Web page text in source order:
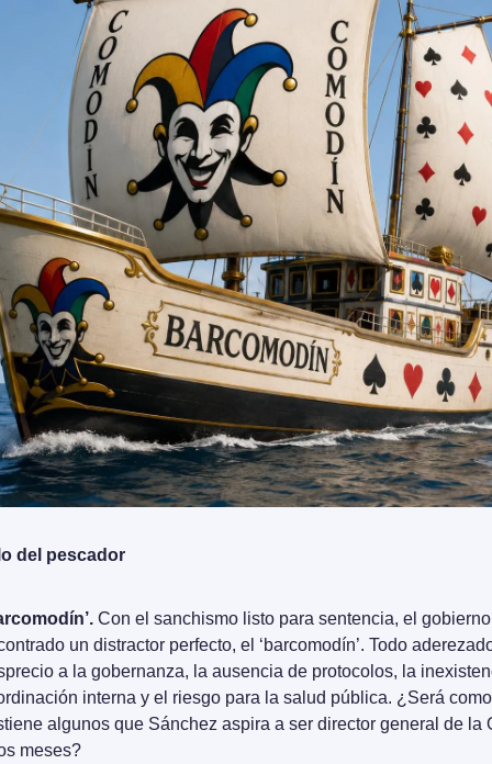
del pescador
Con el sanchismo listo para sentencia, el
un distractor perfecto, el ‘barcomodín’. Todo
a la gobernanza, la ausencia de protocolos, la
interna y el riesgo para la salud pública. ¿Será como
algunos que Sánchez aspira a ser director general de la
meses?